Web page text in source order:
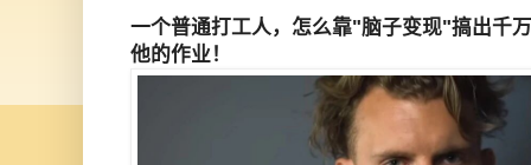
一个普通打工人，怎么靠"脑子变现"搞出千
他的作业！